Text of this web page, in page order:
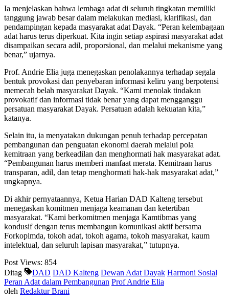
Ia menjelaskan bahwa lembaga adat di seluruh tingkatan memiliki
tanggung jawab besar dalam melakukan mediasi, klarifikasi, dan
pendampingan kepada masyarakat adat Dayak. “Peran kelembagaan
adat harus terus diperkuat. Kita ingin setiap aspirasi masyarakat adat
disampaikan secara adil, proporsional, dan melalui mekanisme yang
benar,” ujarnya.
Prof. Andrie Elia juga menegaskan penolakannya terhadap segala
bentuk provokasi dan penyebaran informasi keliru yang berpotensi
memecah belah masyarakat Dayak. “Kami menolak tindakan
provokatif dan informasi tidak benar yang dapat mengganggu
persatuan masyarakat Dayak. Persatuan adalah kekuatan kita,”
katanya.
Selain itu, ia menyatakan dukungan penuh terhadap percepatan
pembangunan dan penguatan ekonomi daerah melalui pola
kemitraan yang berkeadilan dan menghormati hak masyarakat adat.
“Pembangunan harus memberi manfaat merata. Kemitraan harus
transparan, adil, dan tetap menghormati hak-hak masyarakat adat,”
ungkapnya.
Di akhir pernyataannya, Ketua Harian DAD Kalteng tersebut
menegaskan komitmen menjaga keamanan dan ketertiban
masyarakat. “Kami berkomitmen menjaga Kamtibmas yang
kondusif dengan terus membangun komunikasi aktif bersama
Forkopimda, tokoh adat, tokoh agama, tokoh masyarakat, kaum
intelektual, dan seluruh lapisan masyarakat,” tutupnya.
Post Views: 854
Ditag
DAD DAD Kalteng Dewan Adat Dayak Harmoni Sosial
Peran Adat dalam Pembangunan Prof Andrie Elia
oleh Redaktur Brani